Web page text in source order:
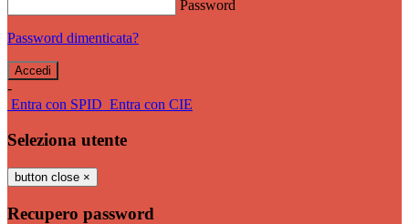
Password
Password dimenticata?
-
Entra con SPID Entra con CIE
Seleziona utente
button close ×
Recupero password